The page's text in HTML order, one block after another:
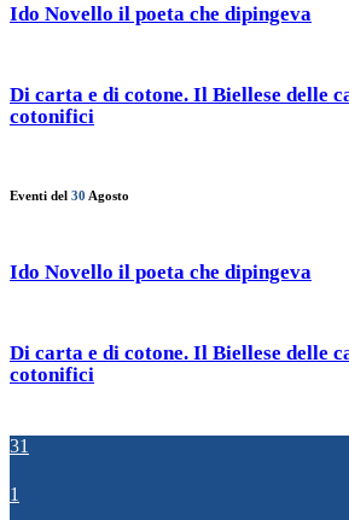
Ido Novello il poeta che dipingeva
Di carta e di cotone. Il Biellese delle
cotonifici
Eventi del 30 Agosto
Ido Novello il poeta che dipingeva
Di carta e di cotone. Il Biellese delle
cotonifici
31
1